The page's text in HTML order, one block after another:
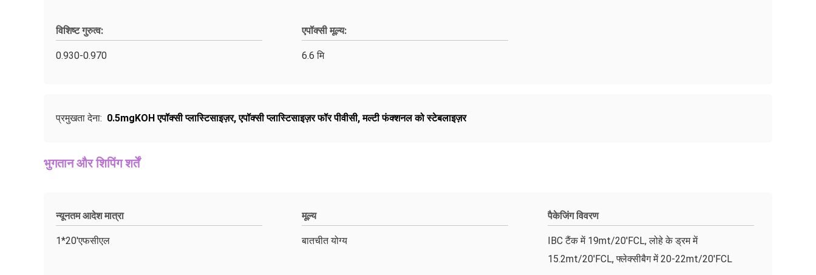
विशिष्ट गुरुत्व:
0.930-0.970
एपॉक्सी मूल्य:
6.6 मि
प्रमुखता देना: 0.5mgKOH एपॉक्सी प्लास्टिसाइज़र,एपॉक्सी प्लास्टिसाइज़र फॉर पीवीसी,मल्टी फंक्शनल को स्टेबलाइज़र
भुगतान और शिपिंग शर्तें
न्यूनतम आदेश मात्रा
1*20'एफसीएल
मूल्य
बातचीत योग्य
पैकेजिंग विवरण
IBC टैंक में 19mt/20'FCL, लोहे के ड्रम में
15.2mt/20'FCL, फ्लेक्सीबैग में 20-22mt/20'FCL